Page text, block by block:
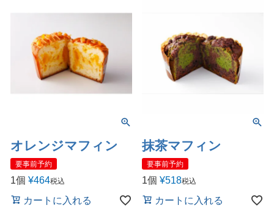
オレンジマフィン
要事前予約
1個 ¥464税込
カートに入れる
抹茶マフィン
要事前予約
1個 ¥518税込
カートに入れる